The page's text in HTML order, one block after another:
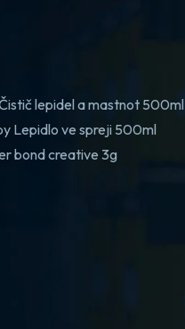
lepidel a mastnot 500ml
Lepidlo ve spreji 500ml
bond creative 3g